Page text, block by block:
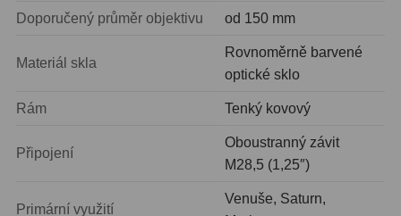
Zrcátka a hranoly2
Výtahy a ostření
Kufry a tašky64
Doporučený průměr objektivu od 150 mm
Materiál skla
Rovnoměrně barvené
optické sklo
Rám Tenký kovový
Připojení
Oboustranný závit
M28,5 (1,25″)
Primární využití
Venuše, Saturn,